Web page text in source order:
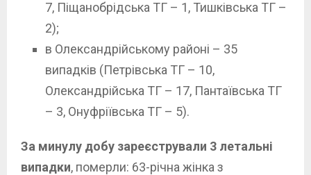
7, Піщанобрідська ТГ – 1, Тишківська ТГ –
2);
в Олександрійському районі – 35
випадків (Петрівська ТГ – 10,
Олександрійська ТГ – 17, Пантаївська ТГ
– 3, Онуфріївська ТГ – 5).
За минулу добу зареєстрували 3 летальні
випадки, померли: 63-річна жінка з